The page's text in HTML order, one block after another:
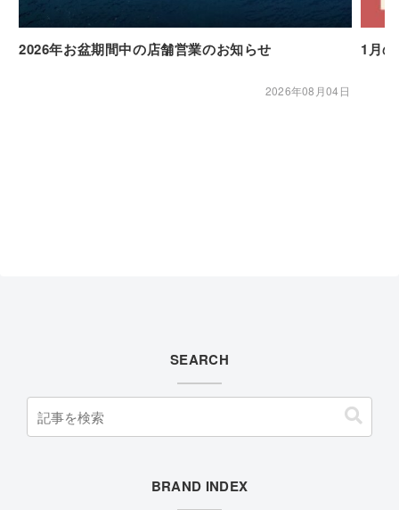
2026年お盆期間中の店舗営業のお知らせ
2026年08月04日
1月
SEARCH
BRAND INDEX